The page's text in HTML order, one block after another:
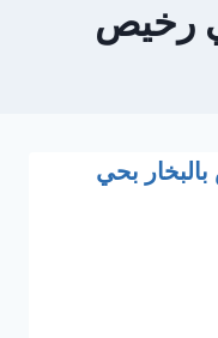
رخيص